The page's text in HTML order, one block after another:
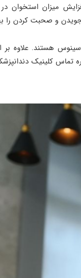
میزان استخوان در
جویدن و صحبت کردن را
سینوس هستند. علاوه
تماس کلینیک